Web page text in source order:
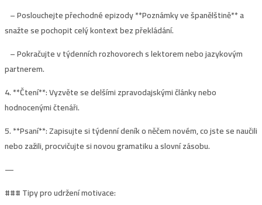
– Poslouchejte přechodné epizody **Poznámky ve španělštině** a
snažte se pochopit celý kontext bez překládání.
– Pokračujte v týdenních rozhovorech s lektorem nebo jazykovým
partnerem.
4. **Čtení**: Vyzvěte se delšími zpravodajskými články nebo
hodnocenými čtenáři.
5. **Psaní**: Zapisujte si týdenní deník o něčem novém, co jste se naučili
nebo zažili, procvičujte si novou gramatiku a slovní zásobu.
—
### Tipy pro udržení motivace: